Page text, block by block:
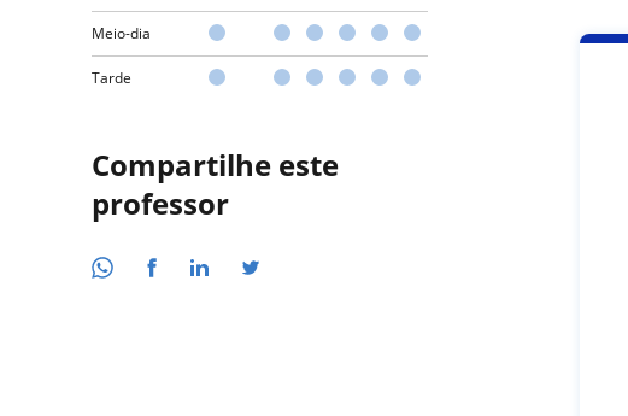
Meio-dia
Tarde
Compartilhe este
professor